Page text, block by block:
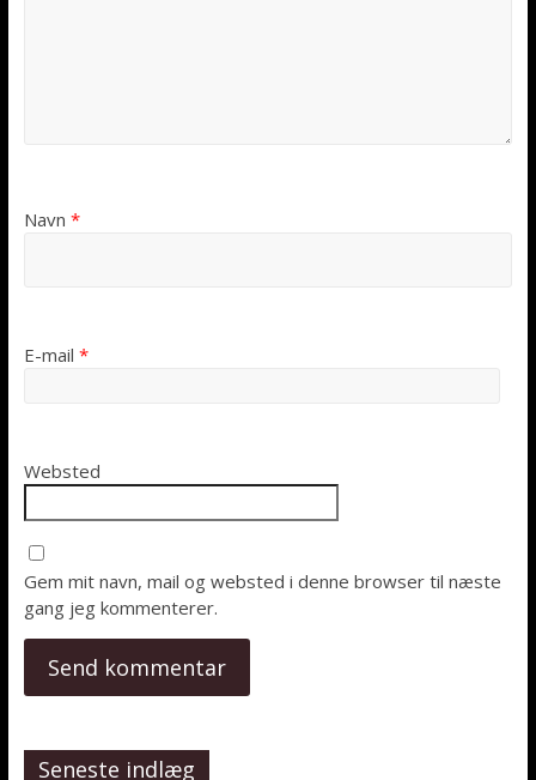
Navn *
E-mail *
Websted
Gem mit navn, mail og websted i denne browser til næste
gang jeg kommenterer.
Seneste indlæg